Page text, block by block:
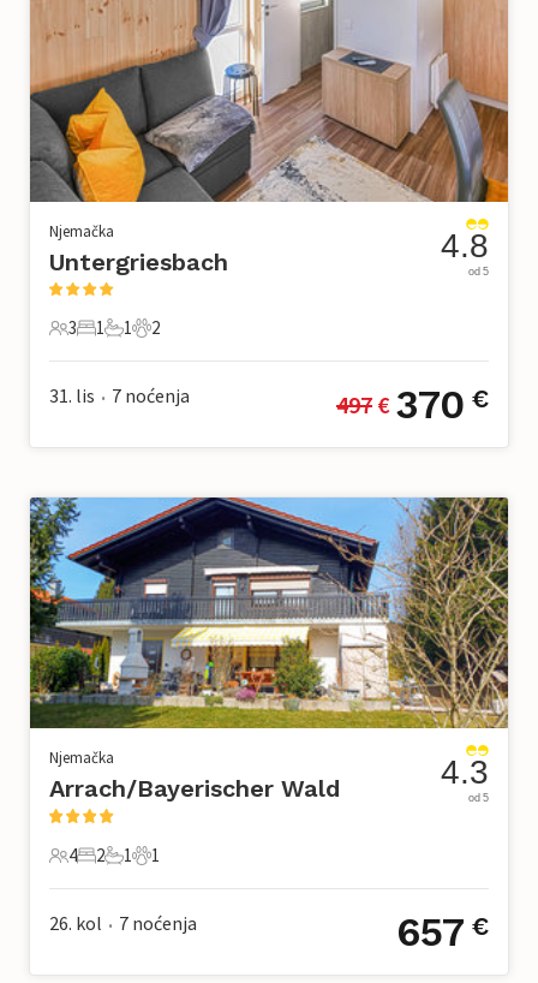
Njemačka
Untergriesbach
3 Gosti
3
1 Spavaća soba
1
1 Kupaonica
1
2 Kućni ljubimac
2
4.8
od 5
31. lis • 7 noćenja 497 € 370 €
Njemačka
Arrach/Bayerischer Wald
4 Gosti
4
2 Spavaće sobe
2
1 Kupaonica
1
1 Kućni ljubimac
1
4.3
od 5
26. kol • 7 noćenja 657 €